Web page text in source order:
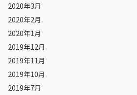
2020年3月
2020年2月
2020年1月
2019年12月
2019年11月
2019年10月
2019年7月